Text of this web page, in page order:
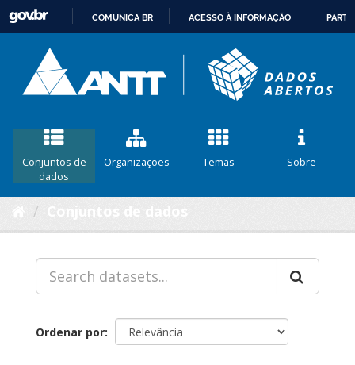
CONTEÚDO
COMUNICA BR ACESSO À INFORMAÇÃO
Conjuntos de
dados
Organizações Temas Sobre
Ordenar por